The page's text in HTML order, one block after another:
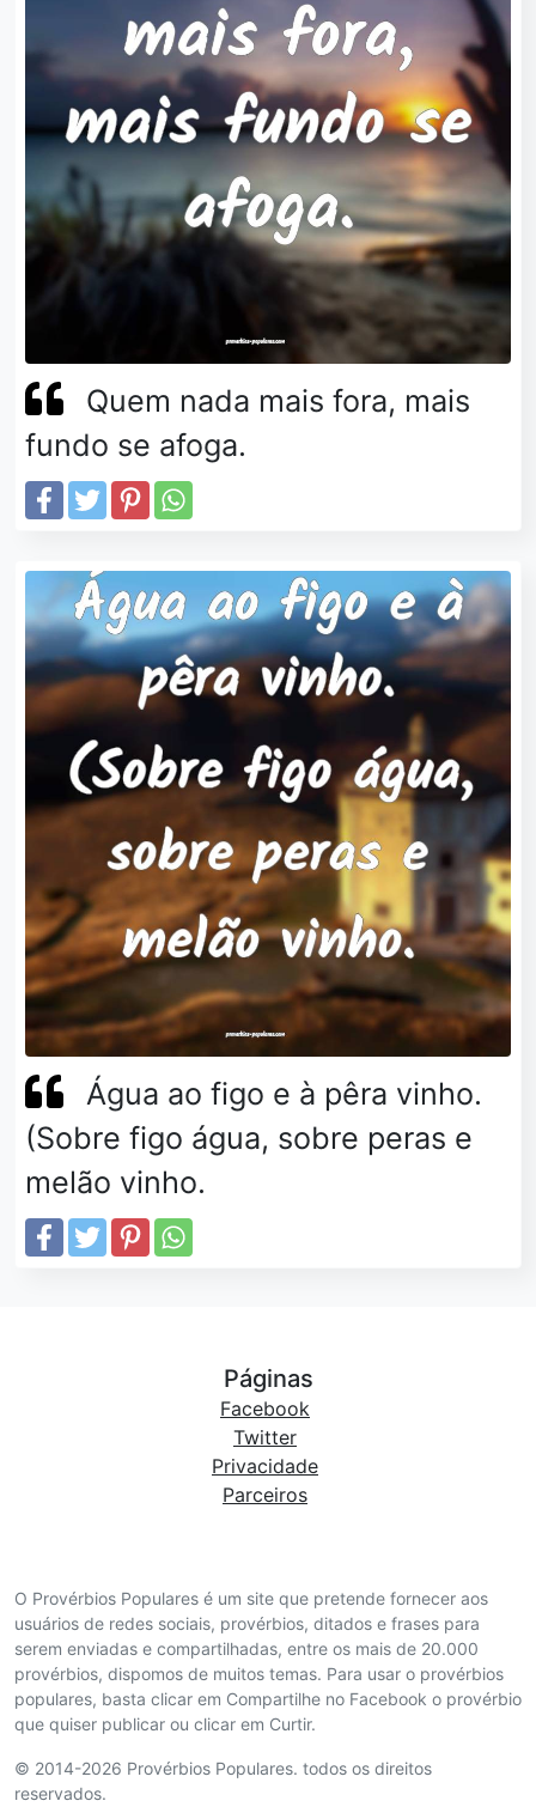
Quem nada mais fora, mais
fundo se afoga.
Água ao figo e à pêra vinho.
(Sobre figo água, sobre peras e
melão vinho.
O Provérbios Populares é um site que pretende fornecer aos
usuários de redes sociais, provérbios, ditados e frases para
serem enviadas e compartilhadas, entre os mais de 20.000
provérbios, dispomos de muitos temas. Para usar o provérbios
populares, basta clicar em Compartilhe no Facebook o provérbio
que quiser publicar ou clicar em Curtir.
© 2014-2026 Provérbios Populares. todos os direitos
reservados.
Páginas
Facebook
Twitter
Privacidade
Parceiros